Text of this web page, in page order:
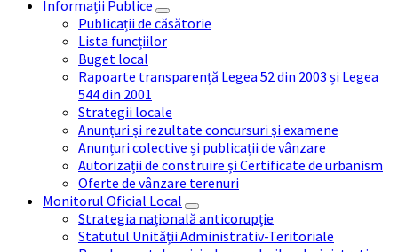
Informații Publice
Publicații de căsătorie
Lista funcțiilor
Buget local
Rapoarte transparență Legea 52 din 2003 și Legea
544 din 2001
Strategii locale
Anunțuri și rezultate concursuri și examene
Anunțuri colective și publicații de vânzare
Autorizații de construire și Certificate de urbanism
Oferte de vânzare terenuri
Monitorul Oficial Local
Strategia națională anticorupție
Statutul Unității Administrativ-Teritoriale